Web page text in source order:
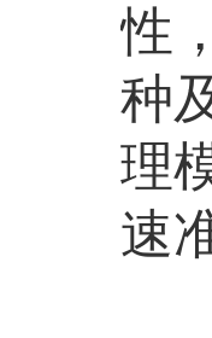
性
种
理
速